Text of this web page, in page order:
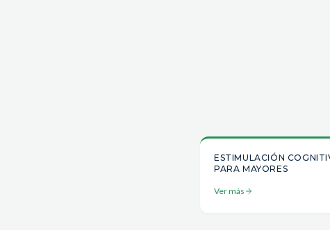
ESTIMULACIÓN
PARA MAYORES
Ver más